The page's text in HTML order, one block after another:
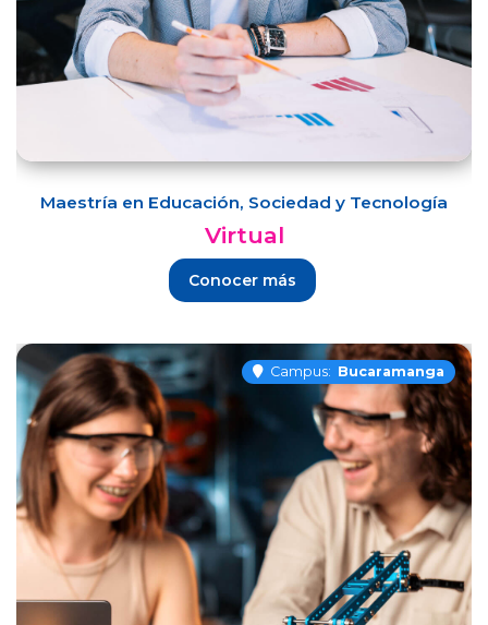
Maestría en Educación, Sociedad y Tecnología
Virtual
Conocer más
Campus: Bucaramanga